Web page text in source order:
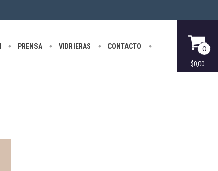
PRENSA VIDRIERAS CONTACTO 0
$0,00